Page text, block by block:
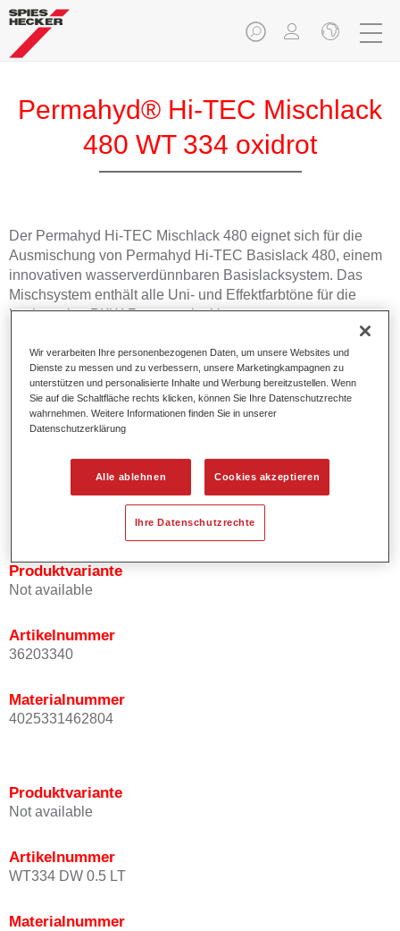
Permahyd® Hi-TEC Mischlack
480 WT 334 oxidrot
Der Permahyd Hi-TEC Mischlack 480 eignet sich für die
Ausmischung von Permahyd Hi-TEC Basislack 480, einem
innovativen wasserverdünnbaren Basislacksystem. Das
Mischsystem enthält alle Uni- und Effektfarbtöne für die
hochwertige PKW-Reparaturlackierung.
Produktmerkmale
Einfach und schnell zu verarbeiten.
Bietet eine hohe Farbtongenauigkeit und gleichmäßige
Effektausrichtung.
Fördert kurze Prozesszeiten.
Ermöglicht einfaches und sicheres Einlackieren.
Kann variabel eingesetzt werden, z.B. für Innenraum-,
Mehrschicht- und Mehrfarbenlackierungen.
Produktvariante
Not available
Artikelnummer
36203340
Materialnummer
4025331462804
Produktvariante
Not available
Artikelnummer
WT334 DW 0.5 LT
Materialnummer
Wir verarbeiten Ihre personenbezogenen Daten, um unsere Websites und
Dienste zu messen und zu verbessern, unsere Marketingkampagnen zu
unterstützen und personalisierte Inhalte und Werbung bereitzustellen. Wenn
Sie auf die Schaltfläche rechts klicken, können Sie Ihre Datenschutzrechte
wahrnehmen. Weitere Informationen finden Sie in unserer
Datenschutzerklärung
Alle ablehnen Cookies akzeptieren
Ihre Datenschutzrechte